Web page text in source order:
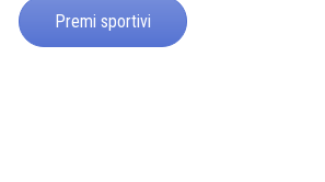
Premi sportivi